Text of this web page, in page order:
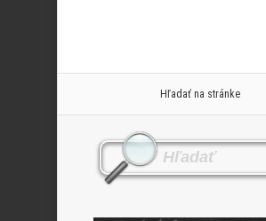
Hľadať na stránke